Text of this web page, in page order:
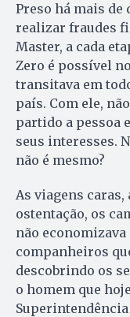
Preso há mais de
realizar fraudes
Master, a cada
Zero é possível
transitava em
país. Com ele,
partido a pessoa
seus interesses.
não é mesmo?
As viagens
ostentação, os
não
companheiros
descobrindo os
o homem que